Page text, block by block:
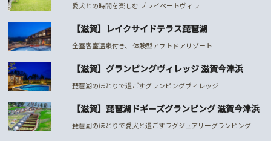
愛犬との時間を楽しむ プライベートヴィラ
【滋賀】レイクサイドテラス琵琶湖
全室客室温泉付き、 体験型アウトドアリゾート
【滋賀】グランピングヴィレッジ 滋賀今津浜
琵琶湖のほとりで過ごすグランピングヴィレッジ
【滋賀】琵琶湖ドギーズグランピング 滋賀今津浜
琵琶湖のほとりで愛犬と過ごすラグジュアリーグランピング